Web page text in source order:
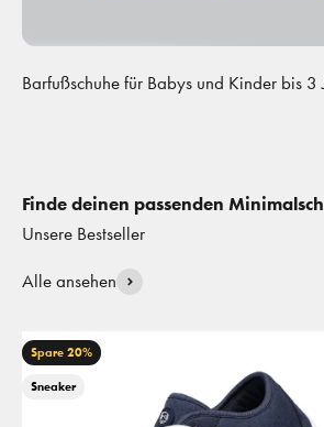
Barfußschuhe für Babys und Kinder bis 3
Finde deinen passenden
Alle ansehen
Spare 20%
Sneaker